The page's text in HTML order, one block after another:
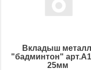
Вкладыш
"бадминтон"
25мм